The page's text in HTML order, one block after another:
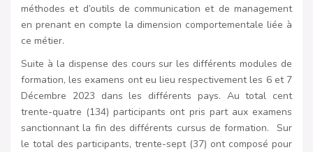
méthodes et d’outils de communication et de management
en prenant en compte la dimension comportementale liée à
ce métier.
Suite à la dispense des cours sur les différents modules de
formation, les examens ont eu lieu respectivement les 6 et 7
Décembre 2023 dans les différents pays. Au total cent
trente-quatre (134) participants ont pris part aux examens
sanctionnant la fin des différents cursus de formation. Sur
le total des participants, trente-sept (37) ont composé pour